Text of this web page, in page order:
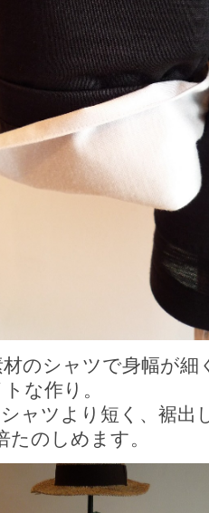
のシャツで身幅が
な作り。
ャツより短く、裾出
たのしめます。